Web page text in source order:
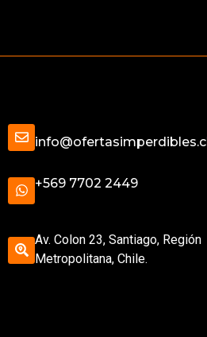
info@ofertasimperdibles.cl
+569 7702 2449
Av. Colon 23, Santiago, Región
Metropolitana, Chile.